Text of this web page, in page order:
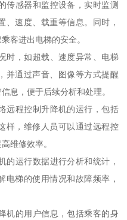
传感器和监控设备，实时监测
、速度、载重等信息。同时，
客进出电梯的安全。
时，如超载、速度异常、电梯
并通过声音、图像等方式提醒
息，便于后续分析和处理。
远程控制升降机的运行，包括
样，维修人员可以通过远程控
维修效率。
的运行数据进行分析和统计，
电梯的使用情况和故障频率，
机的用户信息，包括乘客的身